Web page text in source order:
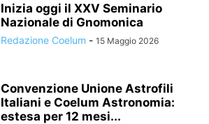
Inizia oggi il XXV Seminario
Nazionale di Gnomonica
Redazione Coelum - 15 Maggio 2026
Convenzione Unione Astrofili
Italiani e Coelum Astronomia:
estesa per 12 mesi...